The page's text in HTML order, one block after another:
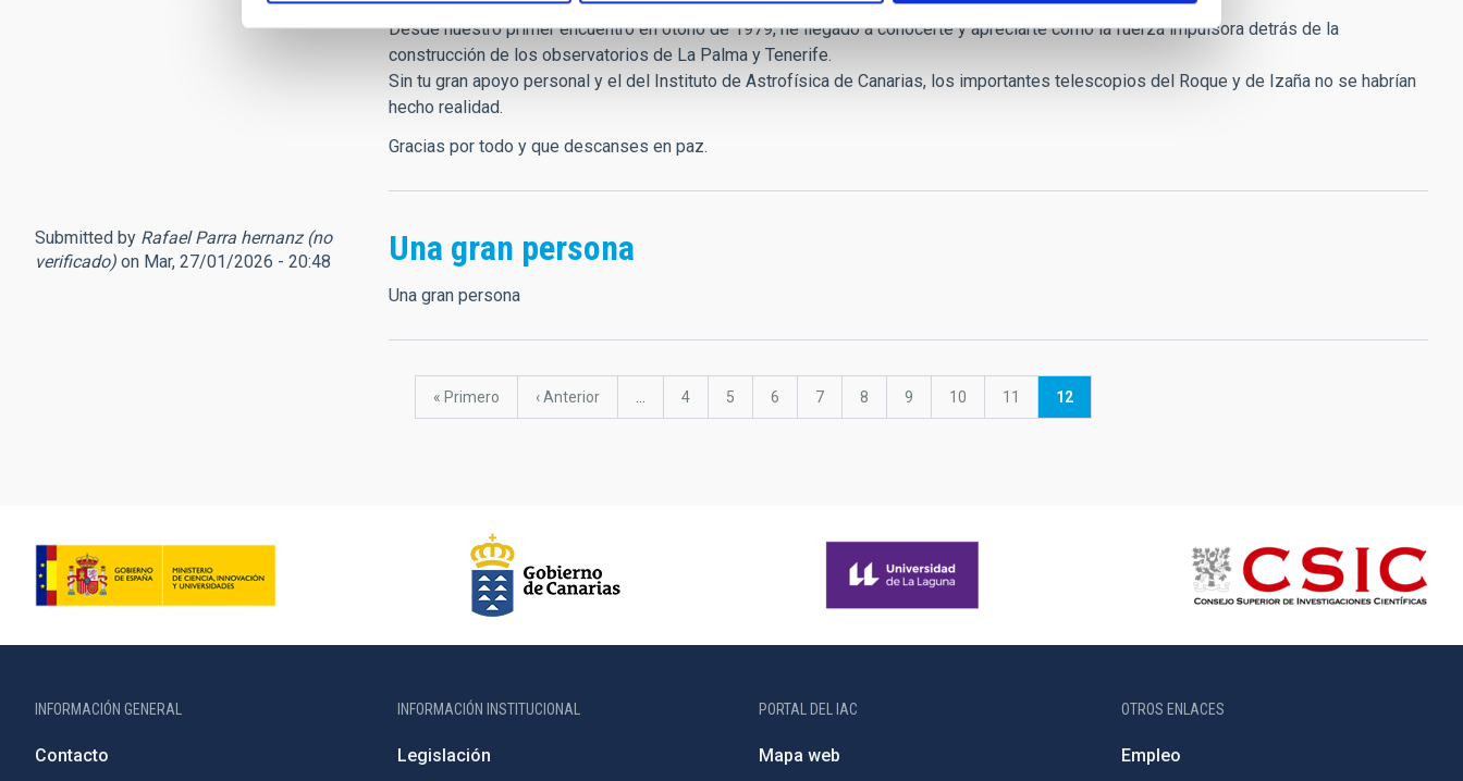
Desde nuestro primer encuentro en otoño de 1979, he llegado a conocerte y apreciarte como la fuerza impulsora detrás de la
construcción de los observatorios de La Palma y Tenerife.
Sin tu gran apoyo personal y el del Instituto de Astrofísica de Canarias, los importantes telescopios del Roque y de Izaña no se habrían
hecho realidad.
Gracias por todo y que descanses en paz.
Submitted by Rafael Parra hernanz (no
verificado) on Mar, 27/01/2026 - 20:48 Una gran persona
Una gran persona
Primera
« Primero
Página
‹ Anterior Página
4 Página
5 Página
6 Página
7 Página
8 Página
9 Página
10 Página
11
Página
12
INFORMACIÓN GENERAL
Contacto
INFORMACIÓN INSTITUCIONAL
Legislación
PORTAL DEL IAC
Mapa web
OTROS ENLACES
Empleo